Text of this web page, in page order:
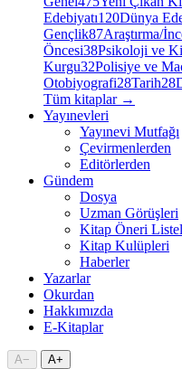
Edebiyatı120Dünya
Gençlik87Araştırma/
Öncesi38Psikoloji ve
Kurgu32Polisiye ve
Otobiyografi28Tarih28
Tüm kitaplar →
Yayınevleri
Yayınevi Mutfağı
Çevirmenlerden
Editörlerden
Gündem
Dosya
Uzman Görüşleri
Kitap Öneri
Kitap Kulüpleri
Haberler
Yazarlar
Okurdan
Hakkımızda
E-Kitaplar
A− A+